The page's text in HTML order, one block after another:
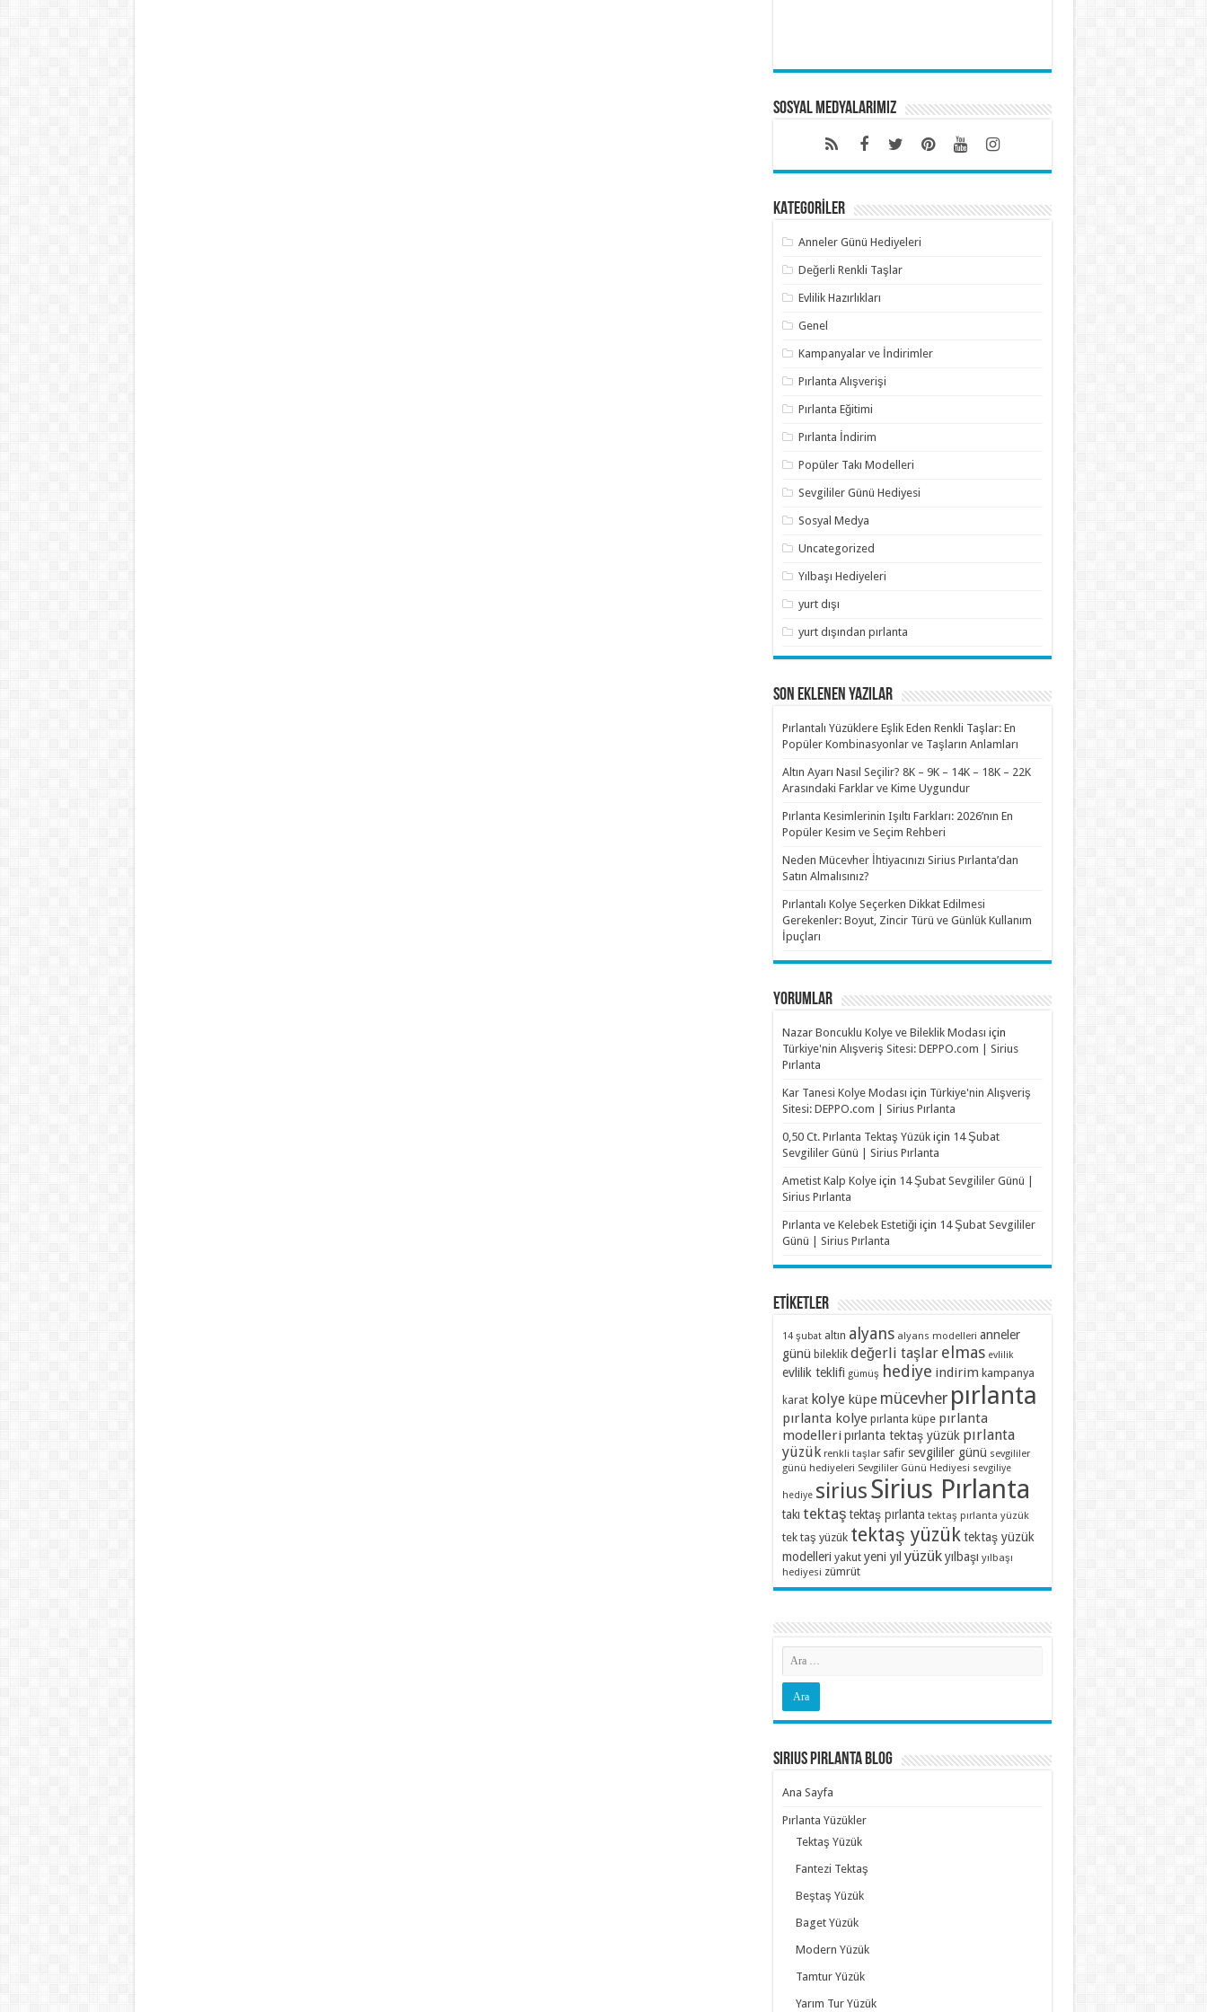
Sosyal Medyalarımız
KATEGORİLER
Anneler Günü Hediyeleri
Değerli Renkli Taşlar
Evlilik Hazırlıkları
Genel
Kampanyalar ve İndirimler
Pırlanta Alışverişi
Pırlanta Eğitimi
Pırlanta İndirim
Popüler Takı Modelleri
Sevgililer Günü Hediyesi
Sosyal Medya
Uncategorized
Yılbaşı Hediyeleri
yurt dışı
yurt dışından pırlanta
SON EKLENEN YAZILAR
Pırlantalı Yüzüklere Eşlik Eden Renkli Taşlar: En
Popüler Kombinasyonlar ve Taşların Anlamları
Altın Ayarı Nasıl Seçilir? 8K – 9K – 14K – 18K – 22K
Arasındaki Farklar ve Kime Uygundur
Pırlanta Kesimlerinin Işıltı Farkları: 2026’nın En
Popüler Kesim ve Seçim Rehberi
Neden Mücevher İhtiyacınızı Sirius Pırlanta’dan
Satın Almalısınız?
Pırlantalı Kolye Seçerken Dikkat Edilmesi
Gerekenler: Boyut, Zincir Türü ve Günlük Kullanım
İpuçları
YORUMLAR
Nazar Boncuklu Kolye ve Bileklik Modası için
Türkiye'nin Alışveriş Sitesi: DEPPO.com | Sirius
Pırlanta
Kar Tanesi Kolye Modası için Türkiye'nin Alışveriş
Sitesi: DEPPO.com | Sirius Pırlanta
0,50 Ct. Pırlanta Tektaş Yüzükiçin 14 Şubat
Sevgililer Günü | Sirius Pırlanta
Ametist Kalp Kolyeiçin 14 Şubat Sevgililer Günü |
Sirius Pırlanta
Pırlanta ve Kelebek Estetiği için 14 Şubat Sevgililer
Günü | Sirius Pırlanta
ETİKETLER
14 şubat altın alyans alyans modelleri anneler
günü bileklik değerli taşlar elmas evlilik
evlilik teklifi gümüş hediye indirim kampanya
karat kolye küpe mücevher pırlanta
pırlanta kolye pırlanta küpe pırlanta
modelleri pırlanta tektaş yüzük pırlanta
yüzük renkli taşlar safir sevgililer günü sevgililer
günü hediyeleri Sevgililer Günü Hediyesi sevgiliye
hediye siriusSirius Pırlanta
takı tektaş tektaş pırlanta tektaş pırlanta yüzük
tek taş yüzük tektaş yüzük tektaş yüzük
modelleri yakut yeni yıl yüzük yılbaşı yılbaşı
hediyesi zümrüt
Sirius Pırlanta Blog
Ana Sayfa
Pırlanta Yüzükler
Tektaş Yüzük
Fantezi Tektaş
Beştaş Yüzük
Baget Yüzük
Modern Yüzük
Tamtur Yüzük
Yarım Tur Yüzük